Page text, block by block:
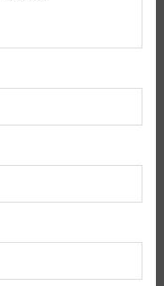
정 모집 (서류접수
길 23 (신사동)